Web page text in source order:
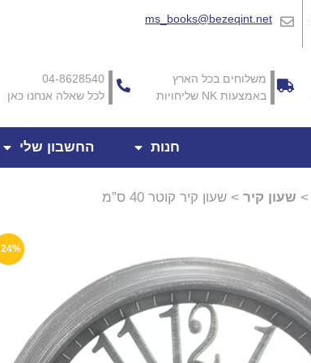
ms_books@bezeqint.net
משלוחים בכל הארץ
באמצעות NK שליחויות
04-8628540
לכל שאלה אנחנו כאן
חנות החשבון שלי
> שעון קיר > שעון קיר קוטר 40 ס”מ
24% -